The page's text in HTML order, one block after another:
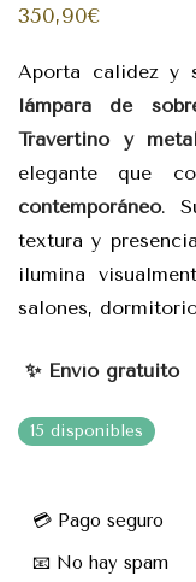
350,90€
Aporta calidez y
lámpara de
Travertino y
elegante que
contemporáneo.
textura y
ilumina
salones,
✨ Envío gratuito
15 disponibles
💳 Pago seguro
📧 No hay spam